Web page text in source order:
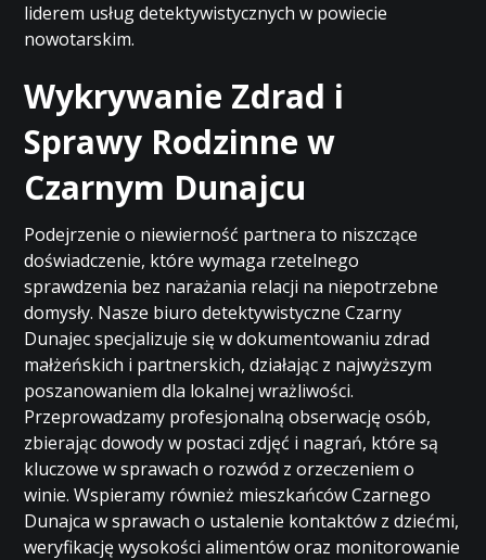
liderem usług detektywistycznych w powiecie
nowotarskim.
Wykrywanie Zdrad i
Sprawy Rodzinne w
Czarnym Dunajcu
Podejrzenie o niewierność partnera to niszczące
doświadczenie, które wymaga rzetelnego
sprawdzenia bez narażania relacji na niepotrzebne
domysły. Nasze biuro detektywistyczne Czarny
Dunajec specjalizuje się w dokumentowaniu zdrad
małżeńskich i partnerskich, działając z najwyższym
poszanowaniem dla lokalnej wrażliwości.
Przeprowadzamy profesjonalną obserwację osób,
zbierając dowody w postaci zdjęć i nagrań, które są
kluczowe w sprawach o rozwód z orzeczeniem o
winie. Wspieramy również mieszkańców Czarnego
Dunajca w sprawach o ustalenie kontaktów z dziećmi,
weryfikację wysokości alimentów oraz monitorowanie